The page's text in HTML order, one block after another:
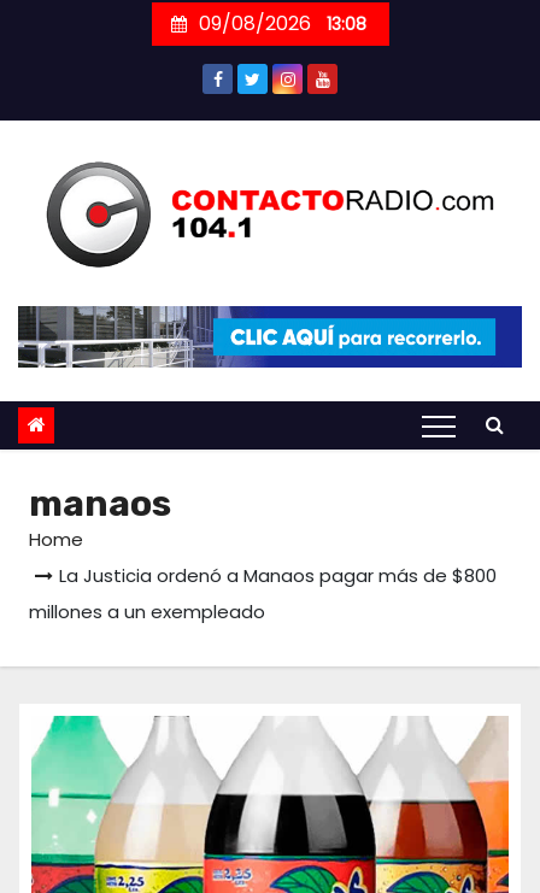
09/08/2026 13:08
manaos
Home
La Justicia ordenó a Manaos pagar más de $800
millones a un exempleado